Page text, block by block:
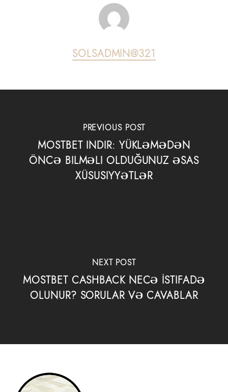
SOLSADMIN@321
PREVIOUS POST
MOSTBET INDIR: YÜKLƏMƏDƏN
ÖNCƏ BILMƏLI OLDUĞUNUZ ƏSAS
XÜSUSIYYƏTLƏR
NEXT POST
MOSTBET CASHBACK NECƏ İSTIFADƏ
OLUNUR? SORULAR VƏ CAVABLAR